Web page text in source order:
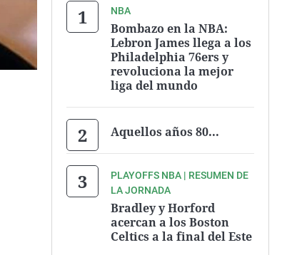
NBA
Bombazo en la NBA:
Lebron James llega a los
Philadelphia 76ers y
revoluciona la mejor
liga del mundo
Aquellos años 80...
PLAYOFFS NBA | RESUMEN DE
LA JORNADA
Bradley y Horford
acercan a los Boston
Celtics a la final del Este